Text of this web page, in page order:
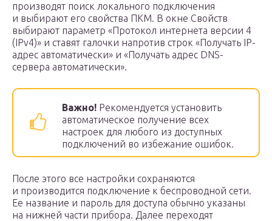
производят поиск локального подключения
и выбирают его свойства ПКМ. В окне Свойств
выбирают параметр «Протокол интернета версии 4
(IPv4)» и ставят галочки напротив строк «Получать IP-
адрес автоматически» и «Получать адрес DNS-
сервера автоматически».
Важно! Рекомендуется установить
автоматическое получение всех
настроек для любого из доступных
подключений во избежание ошибок.
После этого все настройки сохраняются
и производится подключение к беспроводной сети.
Ее название и пароль для доступа обычно указаны
на нижней части прибора. Далее переходят